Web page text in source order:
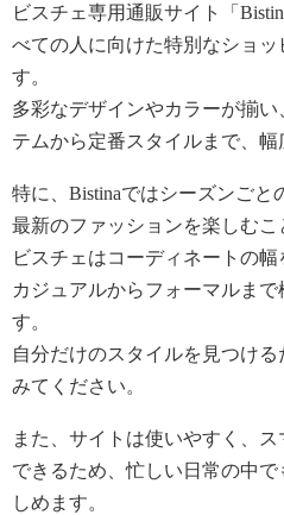
ビスチェ専用通販サイト「
べての人に向けた特別なショッ
す。
多彩なデザインやカラーが揃
テムから定番スタイルまで、幅
特に、Bistinaではシーズンごと
最新のファッションを楽しむこ
ビスチェはコーディネートの幅
カジュアルからフォーマルま
す。
自分だけのスタイルを見つけ
みてください。
また、サイトは使いやすく、
できるため、忙しい日常の中
しめます。